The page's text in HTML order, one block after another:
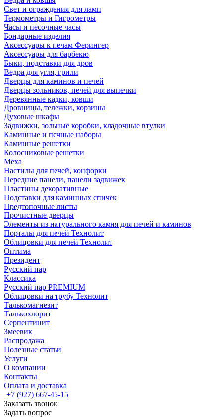
Свет и ограждения для ламп
Термометры и Гигрометры
Часы и песочные часы
Бондарные изделия
Аксессуары к печам Ферингер
Аксессуары для барбекю
Быки, подставки для дров
Ведра для угля, грили
Дверцы для каминов и печей
Дверцы зольников, печей для выпечки
Деревянные кадки, ковши
Дровницы, тележки, корзины
Духовые шкафы
Задвижки, зольные коробки, кладочные втулки
Каминные и печные наборы
Каминные решетки
Колосниковые решетки
Меха
Настилы для печей, конфорки
Передние панели, панели задвижек
Пластины декоративные
Подставки для каминных спичек
Предтопочные листы
Прочистные дверцы
Элементы из натурального камня для печей и каминов
Порталы для печей Технолит
Облицовки для печей Технолит
Оптима
Президент
Русский пар
Классика
Русский пар PREMIUM
Облицовки на трубу Технолит
Талькомагнезит
Талькохлорит
Серпентинит
Змеевик
Распродажа
Полезные статьи
Услуги
О компании
Контакты
Оплата и доставка
+7 (927) 667-45-15
Заказать звонок
Задать вопрос